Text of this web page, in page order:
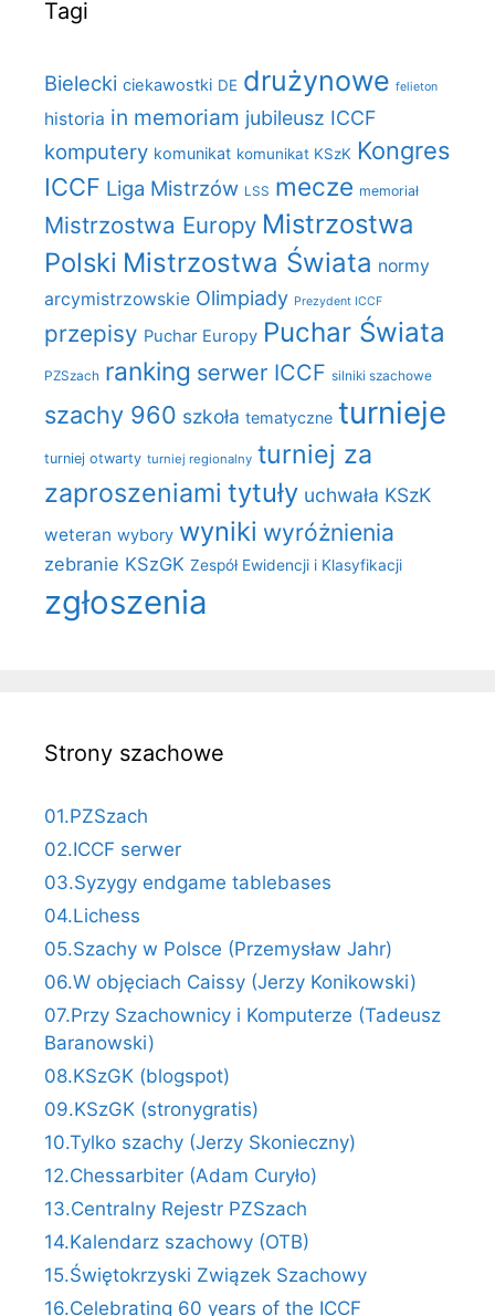
Tagi
Bielecki ciekawostki DE drużynowe felieton
historia in memoriam jubileusz ICCF
komputery komunikat komunikat KSzK Kongres
ICCF Liga Mistrzów LSS mecze memoriał
Mistrzostwa Europy Mistrzostwa
Polski Mistrzostwa Świata normy
arcymistrzowskie Olimpiady Prezydent ICCF
przepisy Puchar Europy Puchar Świata
PZSzach ranking serwer ICCF silniki szachowe
szachy 960 szkoła tematyczne turnieje
turniej otwarty turniej regionalny turniej za
zaproszeniami tytuły uchwała KSzK
weteran wybory wyniki wyróżnienia
zebranie KSzGK Zespół Ewidencji i Klasyfikacji
zgłoszenia
Strony szachowe
01.PZSzach
02.ICCF serwer
03.Syzygy endgame tablebases
04.Lichess
05.Szachy w Polsce (Przemysław Jahr)
06.W objęciach Caissy (Jerzy Konikowski)
07.Przy Szachownicy i Komputerze (Tadeusz
Baranowski)
08.KSzGK (blogspot)
09.KSzGK (stronygratis)
10.Tylko szachy (Jerzy Skonieczny)
12.Chessarbiter (Adam Curyło)
13.Centralny Rejestr PZSzach
14.Kalendarz szachowy (OTB)
15.Świętokrzyski Związek Szachowy
16.Celebrating 60 years of the ICCF